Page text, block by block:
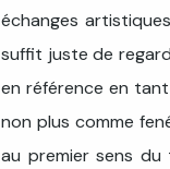
échanges
suffit juste de
en référence en
non plus comme
au premier sens